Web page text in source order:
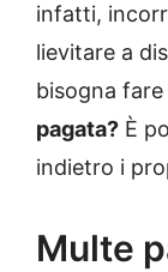
infatti,
lievitare a
bisogna fare
pagata? È
indietro i
Multe